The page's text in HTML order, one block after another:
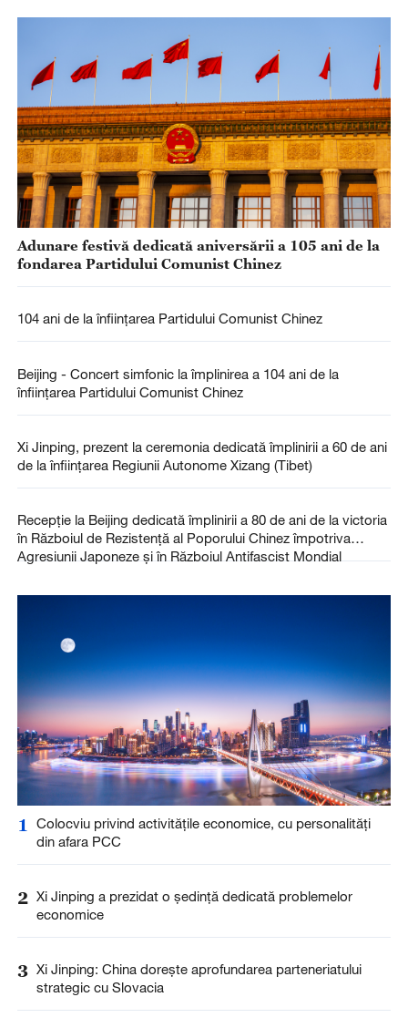
Adunare festivă dedicată aniversării a 105 ani de la
fondarea Partidului Comunist Chinez
104 ani de la înființarea Partidului Comunist Chinez
Beijing - Concert simfonic la împlinirea a 104 ani de la
înfiinţarea Partidului Comunist Chinez
Xi Jinping, prezent la ceremonia dedicată împlinirii a 60 de ani
de la înființarea Regiunii Autonome Xizang (Tibet)
Recepție la Beijing dedicată împlinirii a 80 de ani de la victoria
în Războiul de Rezistență al Poporului Chinez împotriva
Agresiunii Japoneze și în Războiul Antifascist Mondial
1
Colocviu privind activitățile economice, cu personalități
din afara PCC
2 Xi Jinping a prezidat o ședință dedicată problemelor
economice
3 Xi Jinping: China dorește aprofundarea parteneriatului
strategic cu Slovacia